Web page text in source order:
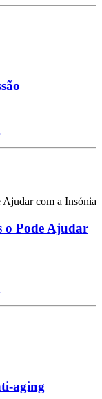
o Pode Ajudar
aging